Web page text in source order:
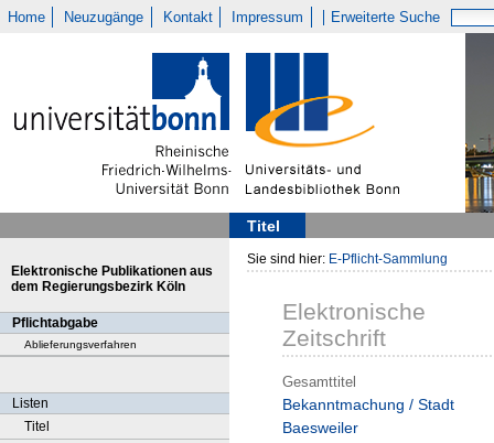
Home Neuzugänge Kontakt Impressum Erweiterte Suche
Titel
Elektronische Publikationen aus
dem Regierungsbezirk Köln
Pflichtabgabe
Ablieferungsverfahren
Listen
Titel
Sie sind hier: E-Pflicht-Sammlung
Elektronische
Zeitschrift
Gesamttitel
Bekanntmachung / Stadt
Baesweiler